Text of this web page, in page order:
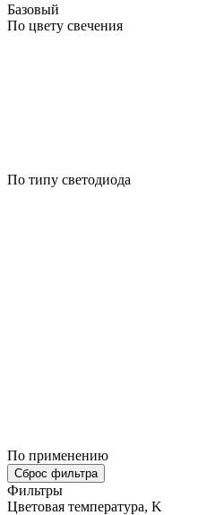
Базовый
По цвету свечения
По типу светодиода
По применению
Сброс фильтра
Фильтры
Цветовая температура, K